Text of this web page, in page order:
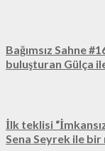
Bağımsız Sahne
buluşturan Gülça
İlk teklisi
Sena Seyrek ile